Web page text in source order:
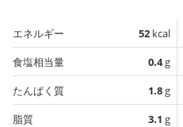
エネルギー 52 kcal
食塩相当量
0.4g
たんぱく質
1.8g
脂質
3.1 g